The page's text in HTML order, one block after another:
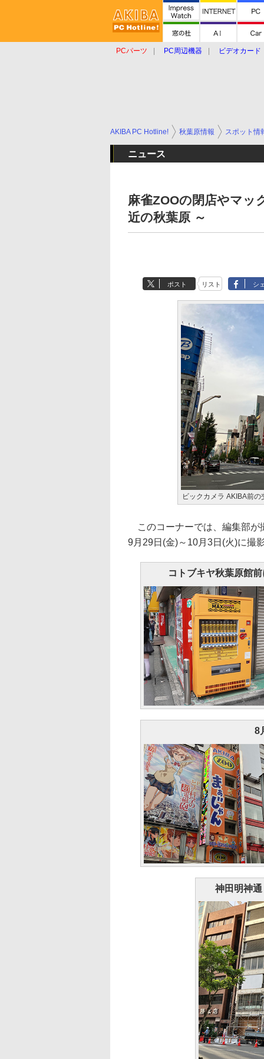
PCパーツ PC周辺機器
ビデオカード
AKIBA PC Hotline! 秋葉原情報 スポット情
ニュース
麻雀ZOOの閉店やマッ
近の秋葉原 ～
ポスト リスト シ
ビックカメラ AKIBA前
このコーナーでは、編集部が
9月29日(金)～10月3日(火)に撮
コトブキヤ秋葉原館
8
神田明神